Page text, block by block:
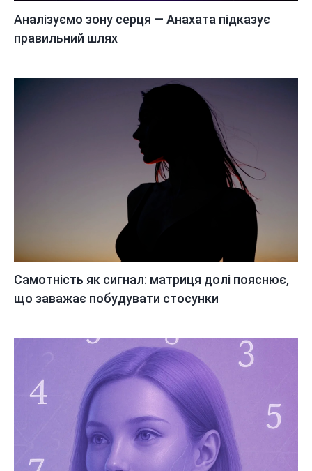
Аналізуємо зону серця — Анахата підказує
правильний шлях
Самотність як сигнал: матриця долі пояснює,
що заважає побудувати стосунки